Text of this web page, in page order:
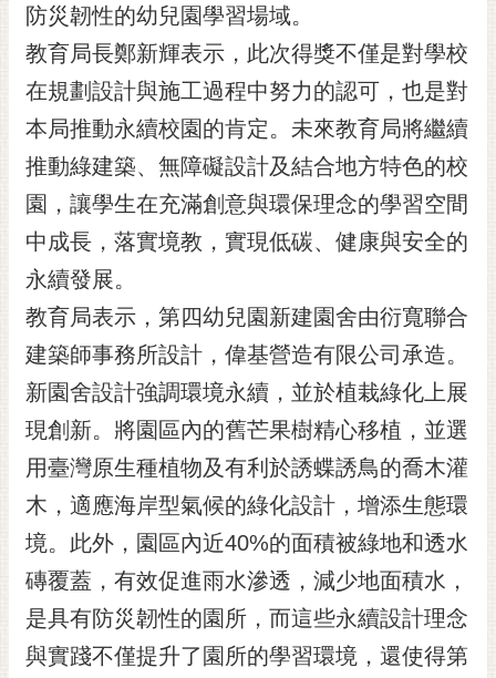
RSS
訂
閱
電
子
報
市
民
信
箱
English
日
本
隱
私
權
及
安
全
政
策
防災韌性的幼兒園學習場域。
教育局長鄭新輝表示，此次得獎不僅是對學校
在規劃設計與施工過程中努力的認可，也是對
本局推動永續校園的肯定。未來教育局將繼續
推動綠建築、無障礙設計及結合地方特色的校
園，讓學生在充滿創意與環保理念的學習空間
中成長，落實境教，實現低碳、健康與安全的
永續發展。
教育局表示，第四幼兒園新建園舍由衍寬聯合
建築師事務所設計，偉基營造有限公司承造。
新園舍設計強調環境永續，並於植栽綠化上展
現創新。將園區內的舊芒果樹精心移植，並選
用臺灣原生種植物及有利於誘蝶誘鳥的喬木灌
木，適應海岸型氣候的綠化設計，增添生態環
境。此外，園區內近40%的面積被綠地和透水
磚覆蓋，有效促進雨水滲透，減少地面積水，
是具有防災韌性的園所，而這些永續設計理念
與實踐不僅提升了園所的學習環境，還使得第